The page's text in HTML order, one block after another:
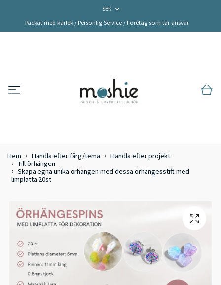
SEK
Packat med kärlek / Personlig Service / Företag som tar ansvar
Hem Handla efter färg/tema
Handla efter projekt
Till örhängen
Skapa egna unika örhängen med dessa örhängesstift med
limplatta 20st